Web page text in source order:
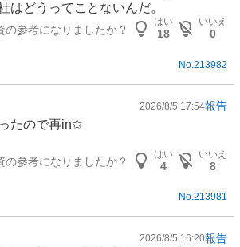
はどうってことないんだ。
の参考になりましたか？
はい
18
いいえ
0
No.213982
2026/8/5 17:54報告
たので再in✩
の参考になりましたか？
はい
4
いいえ
8
No.213981
2026/8/5 16:20報告